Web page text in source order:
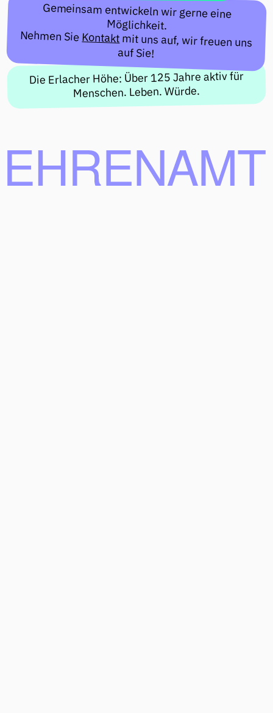
Gemeinsam entwickeln wir gerne eine
Möglichkeit.
Nehmen SieKontaktmit uns auf, wir freuen uns
auf Sie!
Die Erlacher Höhe: Über 125 Jahre aktiv für
Menschen. Leben. Würde.